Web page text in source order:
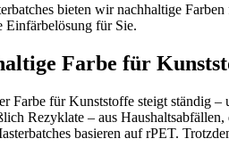
bieten wir nachhaltige
Einfärbelösung für Sie.
Farbe für
Farbe für Kunststoffe steigt ständig
Rezyklate – aus
basieren auf rPET.